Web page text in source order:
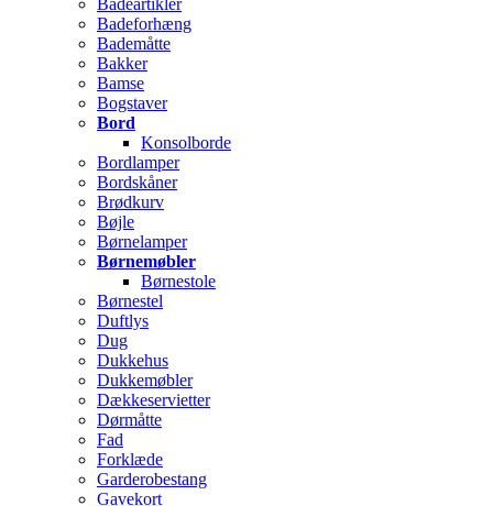
Badeartikler
Badeforhæng
Bademåtte
Bakker
Bamse
Bogstaver
Bord
Konsolborde
Bordlamper
Bordskåner
Brødkurv
Bøjle
Børnelamper
Børnemøbler
Børnestole
Børnestel
Duftlys
Dug
Dukkehus
Dukkemøbler
Dækkeservietter
Dørmåtte
Fad
Forklæde
Garderobestang
Gavekort